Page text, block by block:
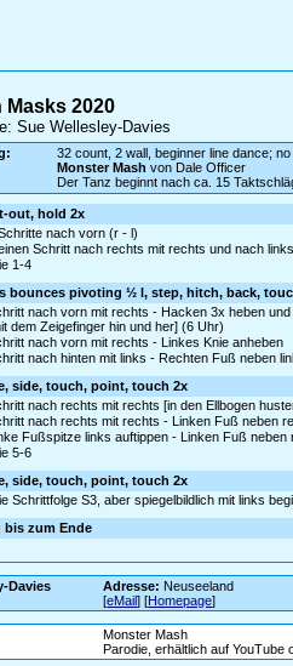
Masks 2020
Sue Wellesley-Davies
32 count, 2 wall, beginner line dance;
Monster Mash von Dale Officer
Der Tanz beginnt nach ca. 15
out, hold 2x
nach vorn (r - l)
Schritt nach rechts mit rechts und nach
1-4
bounces pivoting ½ l, step, hitch, back,
nach vorn mit rechts - Hacken 3x heben
dem Zeigefinger hin und her] (6 Uhr)
nach vorn mit rechts - Linkes Knie anheben
nach hinten mit links - Rechten Fuß neben
side, touch, point, touch 2x
nach rechts mit rechts [in den Ellbogen
nach rechts mit rechts - Linken Fuß neben
Fußspitze links auftippen - Linken Fuß
5-6
side, touch, point, touch 2x
Schrittfolge S3, aber spiegelbildlich mit links
bis zum Ende
Davies Adresse: Neuseeland
[eMail] [Homepage]
Monster Mash
Parodie, erhältlich auf YouTube